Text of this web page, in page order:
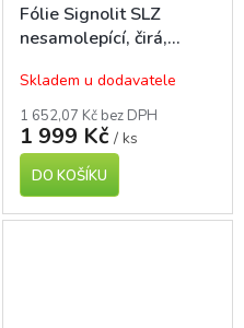
Fólie Signolit SLZ
nesamolepící, čirá,
tisk, 100 ks
Skladem u dodavatele
1 652,07 Kč bez DPH
1 999 Kč / ks
DO KOŠÍKU